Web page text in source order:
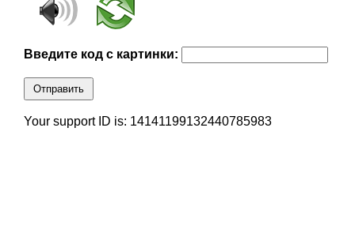
Введите код с картинки:
Отправить
Your support ID is: 14141199132440785983